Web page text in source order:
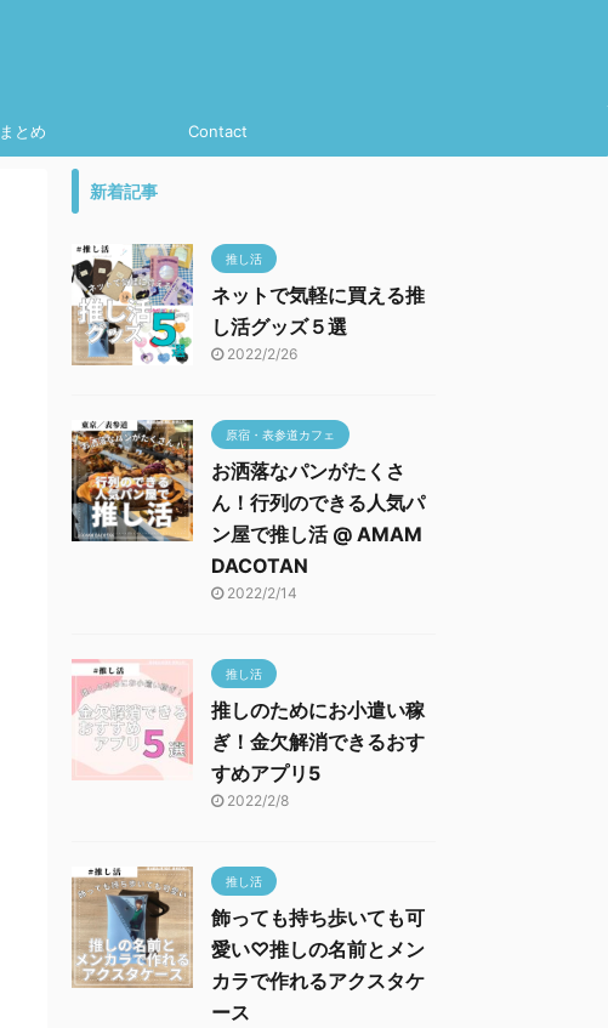
まとめ Contact
新着記事
推し活
ネットで気軽に買える推
し活グッズ５選
2022/2/26
原宿・表参道カフェ
お洒落なパンがたくさ
ん！行列のできる人気パ
ン屋で推し活 @ AMAM
DACOTAN
2022/2/14
推し活
推しのためにお小遣い稼
ぎ！金欠解消できるおす
すめアプリ5
2022/2/8
推し活
飾っても持ち歩いても可
愛い♡推しの名前とメン
カラで作れるアクスタケ
ース